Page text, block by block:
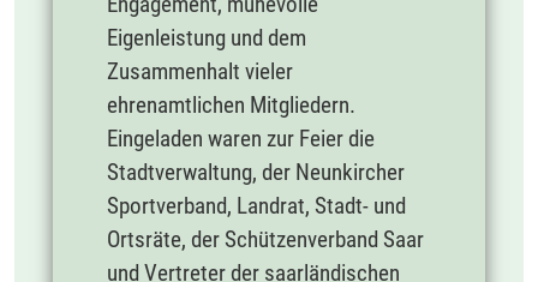
Eigenleistung und dem
Zusammenhalt vieler
ehrenamtlichen Mitgliedern.
Eingeladen waren zur Feier die
Stadtverwaltung, der Neunkircher
Sportverband, Landrat, Stadt- und
Ortsräte, der Schützenverband Saar
und Vertreter der saarländischen